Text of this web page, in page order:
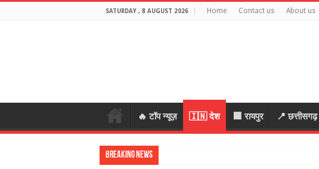
SATURDAY , 8 AUGUST 2026 Home Contact us About us
🔥 टॉप न्यूज़ 🇮🇳 देश 🏢 रायपुर 📍 छत्तीसगढ़
Breaking News